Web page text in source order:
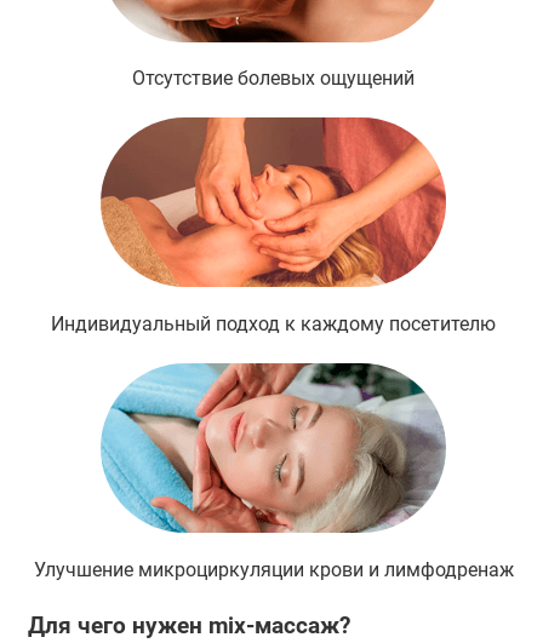
Отсутствие болевых ощущений
Индивидуальный подход к каждому посетителю
Улучшение микроциркуляции крови и лимфодренаж
Для чего нужен mix-массаж?